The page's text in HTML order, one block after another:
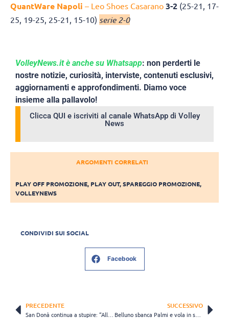
QuantWare Napoli – Leo Shoes Casarano 3-2 (25-21, 17-
25, 19-25, 25-21, 15-10) serie 2-0
VolleyNews.it è anche su Whatsapp: non perderti le
nostre notizie, curiosità, interviste, contenuti esclusivi,
aggiornamenti e approfondimenti. Diamo voce
insieme alla pallavolo!
Clicca QUI e iscriviti al canale WhatsApp di Volley
News
ARGOMENTI CORRELATI
PLAY OFF PROMOZIONE, PLAY OUT,SPAREGGIO PROMOZIONE,
VOLLEYNEWS
CONDIVIDI SUI SOCIAL
Facebook
PRECEDENTE SUCCESSIVO
Belluno sbanca Palmi e vola in semifinale: “Una super prova”